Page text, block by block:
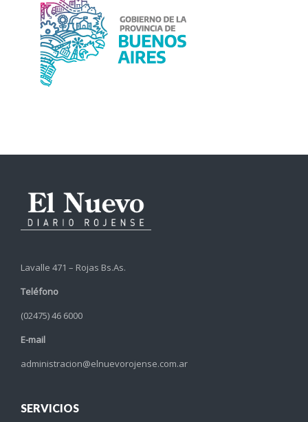
Lavalle 471 – Rojas Bs.As.
Teléfono
(02475) 46 6000
E-mail
administracion@elnuevorojense.com.ar
SERVICIOS